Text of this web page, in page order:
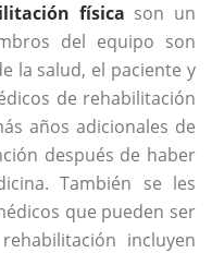
física son un
del equipo son
la salud, el paciente y
de rehabilitación
años adicionales de
después de haber
También se les
que pueden ser
incluyen